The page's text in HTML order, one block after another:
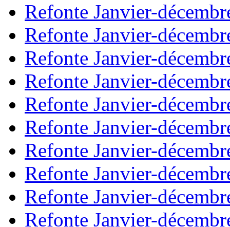
Refonte Janvier-
Refonte Janvier-
Refonte Janvier-
Refonte Janvier-
Refonte Janvier-
Refonte Janvier-
Refonte Janvier-
Refonte Janvier-
Refonte Janvier-
Refonte Janvier-